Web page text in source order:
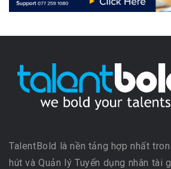
TalentBold là nền tảng hợp nhất
hút và Quản lý Tuyển dụng nhân tài